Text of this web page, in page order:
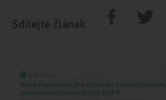
Sdílejte článek